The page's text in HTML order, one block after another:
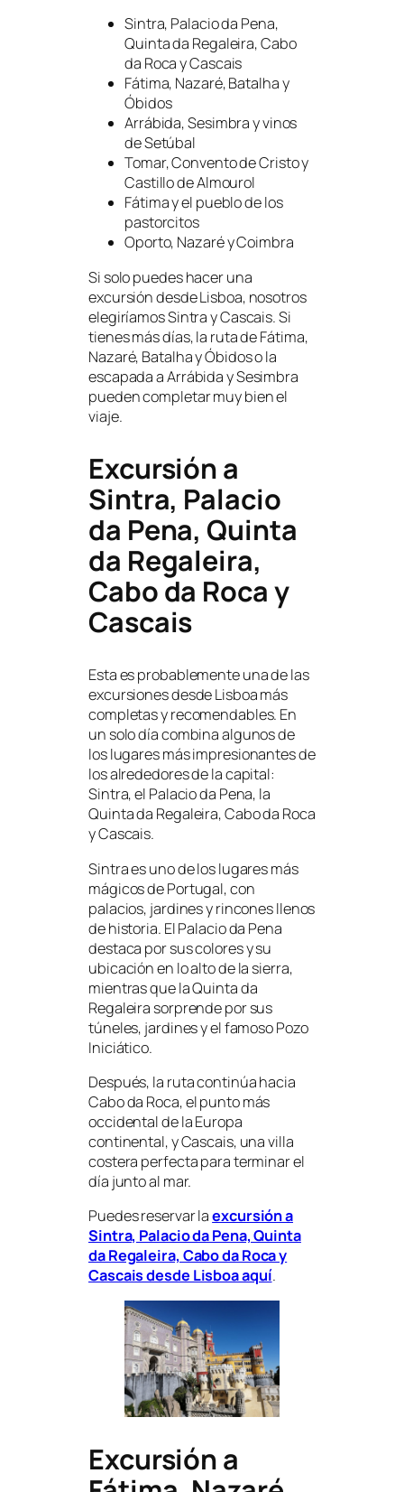
Sintra, Palacio da Pena,
Quinta da Regaleira, Cabo
da Roca y Cascais
Fátima, Nazaré, Batalha y
Óbidos
Arrábida, Sesimbra y vinos
de Setúbal
Tomar, Convento de Cristo y
Castillo de Almourol
Fátima y el pueblo de los
pastorcitos
Oporto, Nazaré y Coimbra
Si solo puedes hacer una
excursión desde Lisboa, nosotros
elegiríamos Sintra y Cascais. Si
tienes más días, la ruta de Fátima,
Nazaré, Batalha y Óbidos o la
escapada a Arrábida y Sesimbra
pueden completar muy bien el
viaje.
Excursión a
Sintra, Palacio
da Pena, Quinta
da Regaleira,
Cabo da Roca y
Cascais
Esta es probablemente una de las
excursiones desde Lisboa más
completas y recomendables. En
un solo día combina algunos de
los lugares más impresionantes de
los alrededores de la capital:
Sintra, el Palacio da Pena, la
Quinta da Regaleira, Cabo da Roca
y Cascais.
Sintra es uno de los lugares más
mágicos de Portugal, con
palacios, jardines y rincones llenos
de historia. El Palacio da Pena
destaca por sus colores y su
ubicación en lo alto de la sierra,
mientras que la Quinta da
Regaleira sorprende por sus
túneles, jardines y el famoso Pozo
Iniciático.
Después, la ruta continúa hacia
Cabo da Roca, el punto más
occidental de la Europa
continental, y Cascais, una villa
costera perfecta para terminar el
día junto al mar.
Puedes reservar laexcursión a
Sintra, Palacio da Pena, Quinta
da Regaleira, Cabo da Roca y
Cascais desde Lisboa aquí.
Excursión a